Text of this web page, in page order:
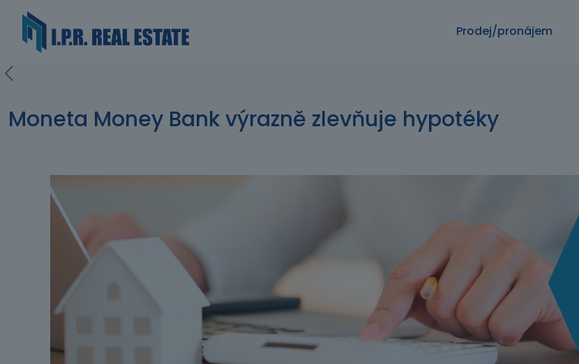
Prodej/pronájem
Moneta Money Bank výrazně zlevňuje hypotéky